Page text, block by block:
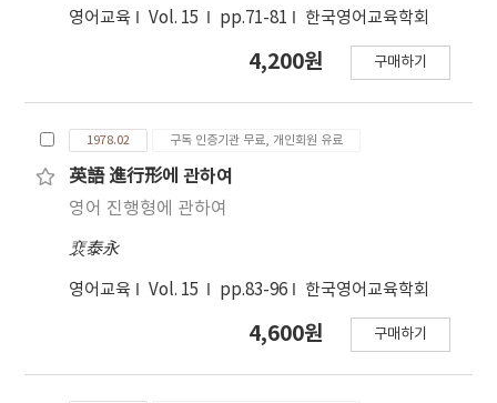
영어교육 Vol. 15 pp.71-81 한국영어교육학회
4,200원 구매하기
1978.02 구독 인증기관 무료, 개인회원 유료
英語 進行形에 관하여
영어 진행형에 관하여
裵泰永
영어교육 Vol. 15 pp.83-96 한국영어교육학회
4,600원 구매하기